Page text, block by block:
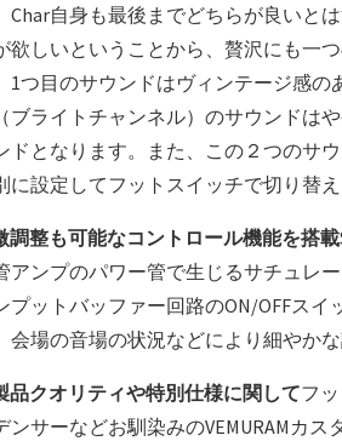
Char自身も最後までどちらが良いと
欲しいということから、贅沢にも一
1つ目のサウンドはヴィンテージ感
ブライトチャンネル）のサウンドは
ドとなります。また、この２つのサ
に設定してフットスイッチで切り替え
整も可能なコントロール機能を搭載
アンプのパワー管で生じるサチュレ
プットバッファー回路のON/OFFス
会場の音場の状況などにより細やか
クオリティや特別仕様に関してフ
ンサーなどお馴染みのVEMURAMカ